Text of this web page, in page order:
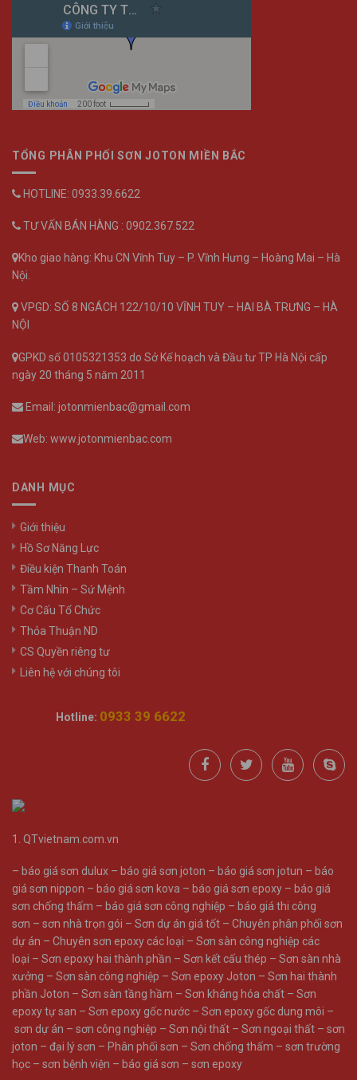
TỔNG PHÂN PHỐI SƠN JOTON MIỀN BẮC
HOTLINE: 0933.39.6622
TƯ VẤN BÁN HÀNG : 0902.367.522
Kho giao hàng: Khu CN Vĩnh Tuy – P. Vĩnh Hưng – Hoàng Mai – Hà
Nội.
VPGD: SỐ 8 NGÁCH 122/10/10 VĨNH TUY – HAI BÀ TRƯNG – HÀ
NỘI
GPKD số 0105321353 do Sở Kế hoạch và Đầu tư TP Hà Nội cấp
ngày 20 tháng 5 năm 2011
Email: jotonmienbac@gmail.com
Web: www.jotonmienbac.com
DANH MỤC
Giới thiệu
Hồ Sơ Năng Lực
Điều kiện Thanh Toán
Tầm Nhìn – Sứ Mệnh
Cơ Cấu Tổ Chức
Thỏa Thuận ND
CS Quyền riêng tư
Liên hệ với chúng tôi
Hotline: 0933 39 6622
1. QTvietnam.com.vn
– báo giá sơn dulux – báo giá sơn joton – báo giá sơn jotun – báo
giá sơn nippon – báo giá sơn kova – báo giá sơn epoxy – báo giá
sơn chống thấm – báo giá sơn công nghiệp – báo giá thi công
sơn – sơn nhà trọn gói – Sơn dự án giá tốt – Chuyên phân phối sơn
dự án – Chuyên sơn epoxy các loại – Sơn sàn công nghiệp các
loại – Sơn epoxy hai thành phần – Sơn kết cấu thép – Sơn sàn nhà
xưởng – Sơn sàn công nghiệp – Sơn epoxy Joton – Sơn hai thành
phần Joton – Sơn sàn tầng hầm – Sơn kháng hóa chất – Sơn
epoxy tự san – Sơn epoxy gốc nước – Sơn epoxy gốc dung môi –
sơn dự án – sơn công nghiệp – Sơn nội thất – Sơn ngoại thất – sơn
joton – đại lý sơn – Phân phối sơn – Sơn chống thấm – sơn trường
học – sơn bệnh viện – báo giá sơn – sơn epoxy